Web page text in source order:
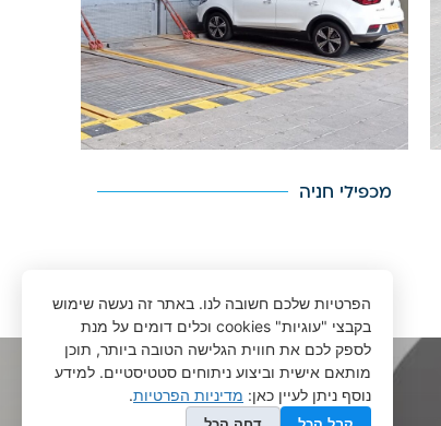
מכפילי חניה
הפרטיות שלכם חשובה לנו. באתר זה נעשה שימוש
בקבצי "עוגיות" cookies וכלים דומים על מנת
לספק לכם את חווית הגלישה הטובה ביותר, תוכן
מותאם אישית וביצוע ניתוחים סטטיסטיים. למידע
נוסף ניתן לעיין כאן: מדיניות הפרטיות.